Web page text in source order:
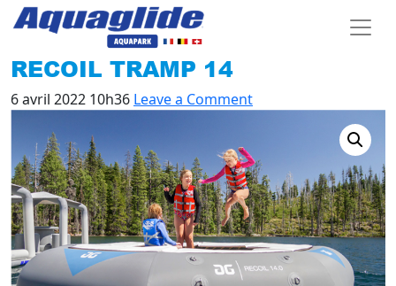
RECOIL TRAMP 14
6 avril 2022 10h36 Leave a Comment